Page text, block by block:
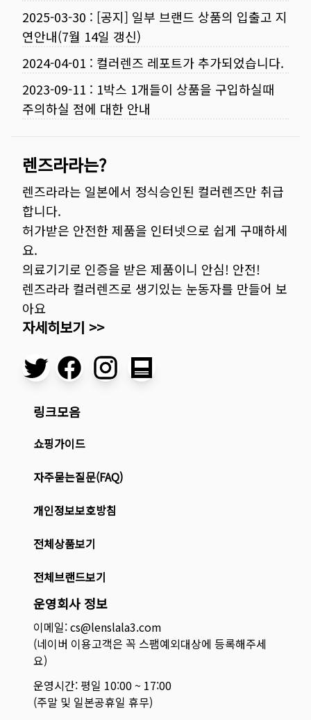
2025-03-30 : [공지] 일부 브랜드 상품의 입출고 지
연안내(7월 14일 갱신)
2024-04-01 : 컬러렌즈 레포트가 추가되었습니다.
2023-09-11 : 1박스 1개들이 상품을 구입하실때
주의하실 점에 대한 안내
렌즈라라는?
렌즈라라는 일본에서 정식승인된 컬러렌즈만 취급
합니다.
허가받은 안전한 제품을 인터넷으로 쉽게 구매하세
요.
의료기기로 인증을 받은 제품이니 안심! 안전!
렌즈라라 컬러렌즈로 생기있는 눈동자를 만들어 보
아요
자세히보기 >>
링크모음
쇼핑가이드
자주묻는질문(FAQ)
개인정보보호방침
전체상품보기
전체브랜드보기
운영회사 정보
이메일: cs@lenslala3.com
(네이버 이용고객은 꼭 스팸예외대상에 등록해주세
요)
운영시간: 평일 10:00 ~ 17:00
(주말 및 일본공휴일 휴무)